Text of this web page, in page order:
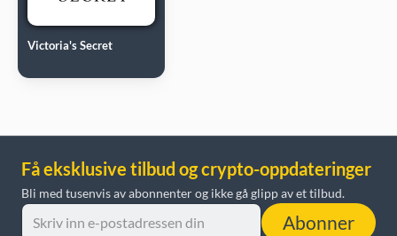
Victoria's Secret
Få eksklusive tilbud og crypto-oppdateringer
Bli med tusenvis av abonnenter og ikke gå glipp av et tilbud.
Abonner